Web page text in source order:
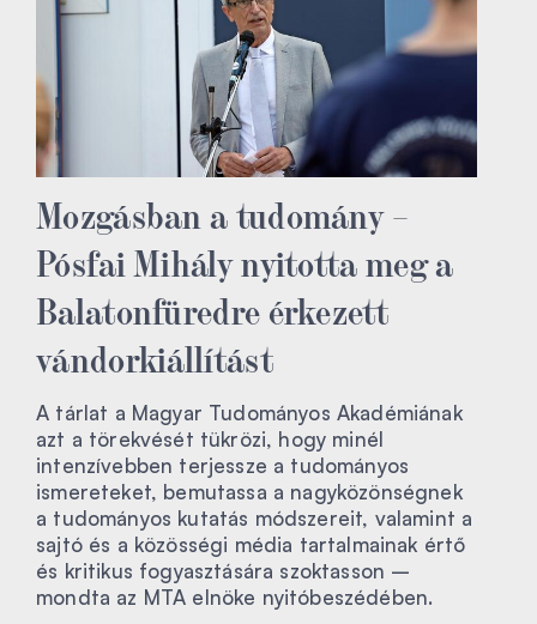
Mozgásban a tudomány –
Pósfai Mihály nyitotta meg a
Balatonfüredre érkezett
vándorkiállítást
A tárlat a Magyar Tudományos Akadémiának
azt a törekvését tükrözi, hogy minél
intenzívebben terjessze a tudományos
ismereteket, bemutassa a nagyközönségnek
a tudományos kutatás módszereit, valamint a
sajtó és a közösségi média tartalmainak értő
és kritikus fogyasztására szoktasson –
mondta az MTA elnöke nyitóbeszédében.